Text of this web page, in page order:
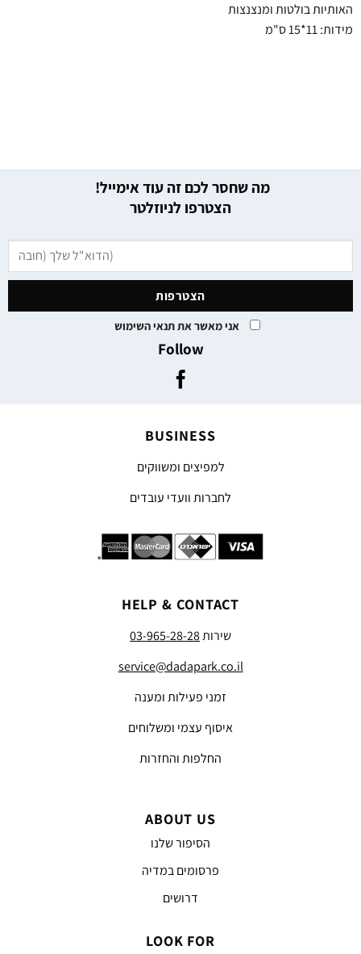
האותיות בולטות ומנצנצות
מידות: 11*15 ס"מ
מה שחסר לכם זה עוד אימייל!
הצטרפו לניוזלטר
אני מאשר את תנאי השימוש
Follow
BUSINESS
למפיצים ומשווקים
לחברות וועדי עובדים
HELP & CONTACT
שירות03-965-28-28
service@dadapark.co.il
זמני פעילות ומענה
איסוף עצמי ומשלוחים
החלפות והחזרות
ABOUT US
הסיפור שלנו
פרסומים במדיה
דרושים
LOOK FOR